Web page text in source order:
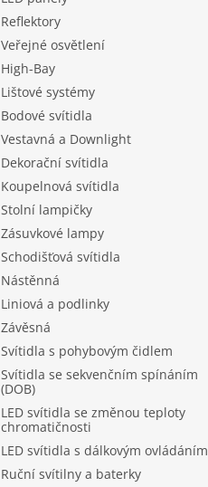
Reflektory
Veřejné osvětlení
High-Bay
Lištové systémy
Bodové svítidla
Vestavná a Downlight
Dekorační svítidla
Koupelnová svítidla
Stolní lampičky
Zásuvkové lampy
Schodišťová svítidla
Nástěnná
Liniová a podlinky
Závěsná
Svítidla s pohybovým čidlem
Svítidla se sekvenčním spínáním
(DOB)
LED svítidla se změnou teploty
chromatičnosti
LED svítidla s dálkovým ovládáním
Ruční svítilny a baterky